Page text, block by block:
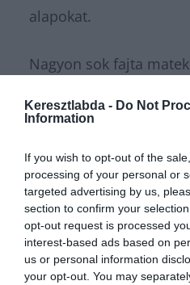
Keresztlabda - Do Not
Information
If you wish to opt-out of the
processing of your personal or
targeted advertising by us,
section to confirm your
opt-out request is processed
interest-based ads based on
us or personal information
your opt-out. You may
alapokat.
Nagyon sok fajta matek
van,
az agytekervényeidet,
feladatokat találhatsz!